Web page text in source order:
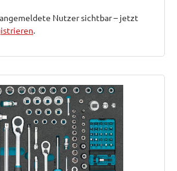
Nutzer sichtbar – jetzt
.